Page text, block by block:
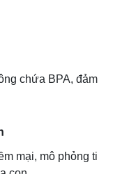
chứa BPA, đảm
mại, mô phỏng ti